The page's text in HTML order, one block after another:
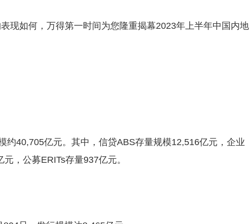
现如何，万得第一时间为您隆重揭幕2023年上半年中国内地
约40,705亿元。其中，信贷ABS存量规模12,516亿元，企业
，公募ERITs存量937亿元。